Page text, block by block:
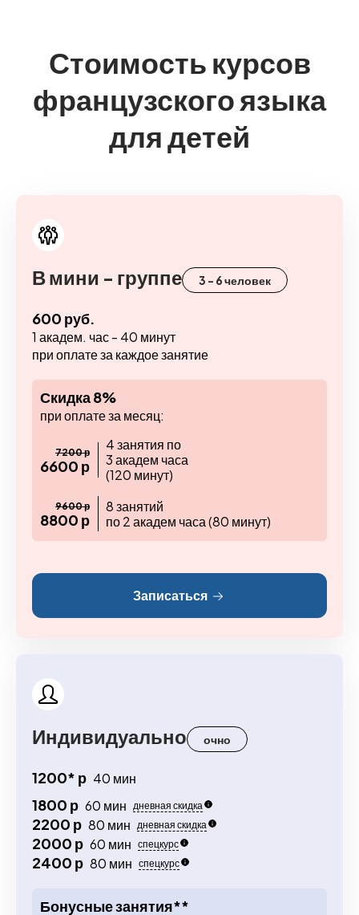
Стоимость курсов
французского языка
для детей
В мини - группе 3 - 6 человек
600 руб.
1 академ. час - 40 минут
при оплате за каждое занятие
Скидка 8%
при оплате за месяц:
7200 р
6600 р
4 занятия по
3 академ часа
(120 минут)
9600 р
8800 р
8 занятий
по 2 академ часа (80 минут)
Записаться
Индивидуально очно
1200* р 40 мин
1800 р 60 мин дневная скидка
2200 р 80 мин дневная скидка
2000 р 60 мин спецкурс
2400 р 80 мин спецкурс
Бонусные занятия**